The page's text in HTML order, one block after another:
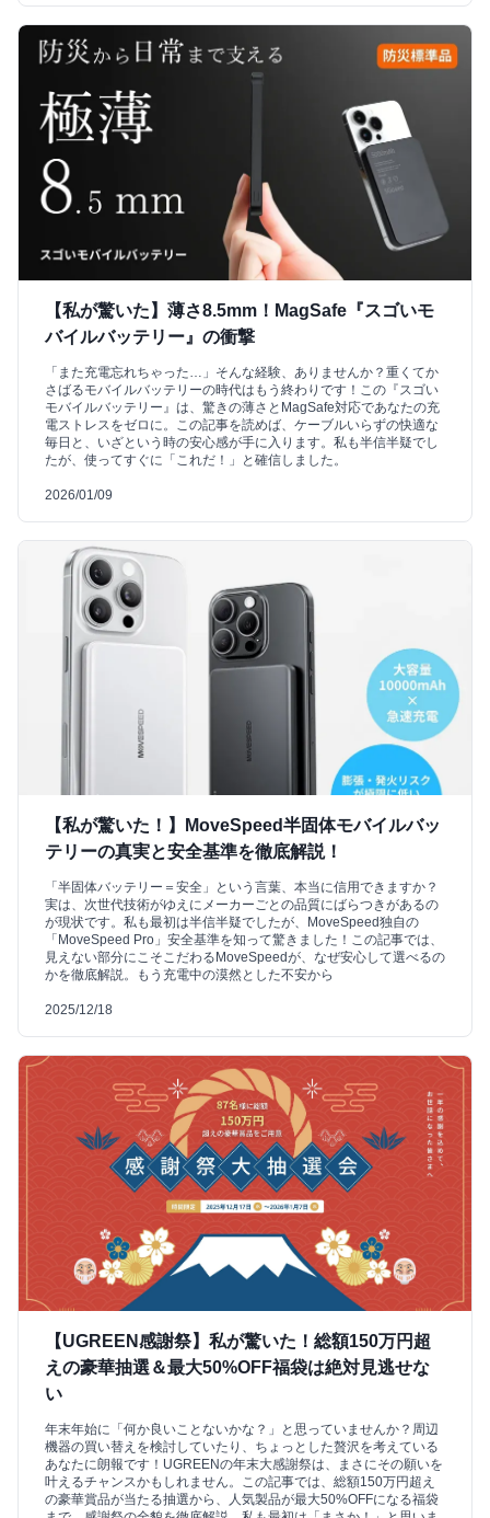
【私が驚いた】薄さ8.5mm！MagSafe『スゴいモ
バイルバッテリー』の衝撃
「また充電忘れちゃった…」そんな経験、ありませんか？重くてか
さばるモバイルバッテリーの時代はもう終わりです！この『スゴい
モバイルバッテリー』は、驚きの薄さとMagSafe対応であなたの充
電ストレスをゼロに。この記事を読めば、ケーブルいらずの快適な
毎日と、いざという時の安心感が手に入ります。私も半信半疑でし
たが、使ってすぐに「これだ！」と確信しました。
2026/01/09
【私が驚いた！】MoveSpeed半固体モバイルバッ
テリーの真実と安全基準を徹底解説！
「半固体バッテリー＝安全」という言葉、本当に信用できますか？
実は、次世代技術がゆえにメーカーごとの品質にばらつきがあるの
が現状です。私も最初は半信半疑でしたが、MoveSpeed独自の
「MoveSpeed Pro」安全基準を知って驚きました！この記事では、
見えない部分にこそこだわるMoveSpeedが、なぜ安心して選べるの
かを徹底解説。もう充電中の漠然とした不安から
2025/12/18
【UGREEN感謝祭】私が驚いた！総額150万円超
えの豪華抽選＆最大50%OFF福袋は絶対見逃せな
い
年末年始に「何か良いことないかな？」と思っていませんか？周辺
機器の買い替えを検討していたり、ちょっとした贅沢を考えている
あなたに朗報です！UGREENの年末大感謝祭は、まさにその願いを
叶えるチャンスかもしれません。この記事では、総額150万円超え
の豪華賞品が当たる抽選から、人気製品が最大50%OFFになる福袋